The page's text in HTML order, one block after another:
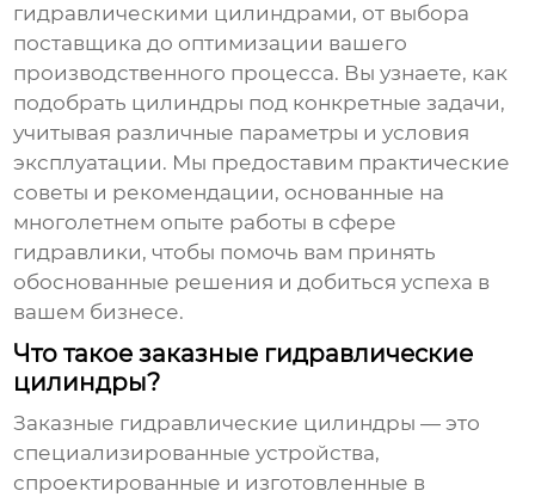
гидравлическими цилиндрами, от выбора
поставщика до оптимизации вашего
производственного процесса. Вы узнаете, как
подобрать цилиндры под конкретные задачи,
учитывая различные параметры и условия
эксплуатации. Мы предоставим практические
советы и рекомендации, основанные на
многолетнем опыте работы в сфере
гидравлики, чтобы помочь вам принять
обоснованные решения и добиться успеха в
вашем бизнесе.
Что такое заказные гидравлические
цилиндры?
Заказные гидравлические цилиндры — это
специализированные устройства,
спроектированные и изготовленные в